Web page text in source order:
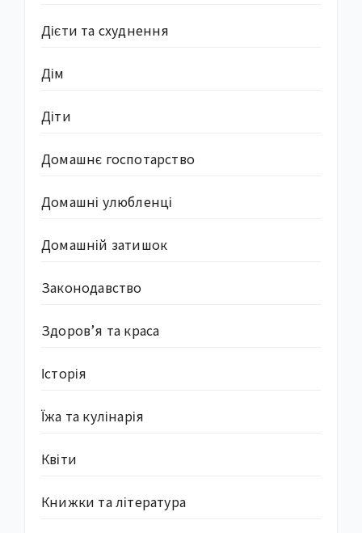
Дієти та схуднення
Дім
Діти
Домашнє госпотарство
Домашні улюбленці
Домашній затишок
Законодавство
Здоров’я та краса
Історія
Їжа та кулінарія
Квіти
Книжки та література